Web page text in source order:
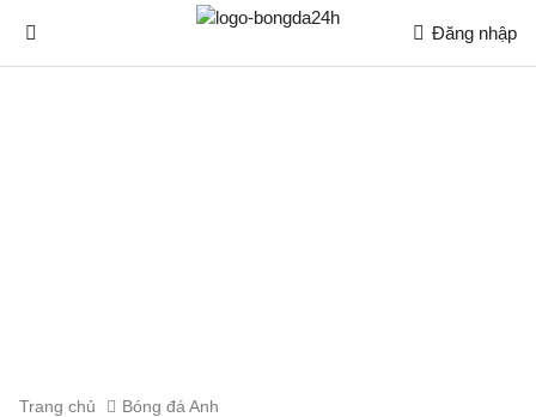
Đăng nhập
Trang chủ Bóng đá Anh